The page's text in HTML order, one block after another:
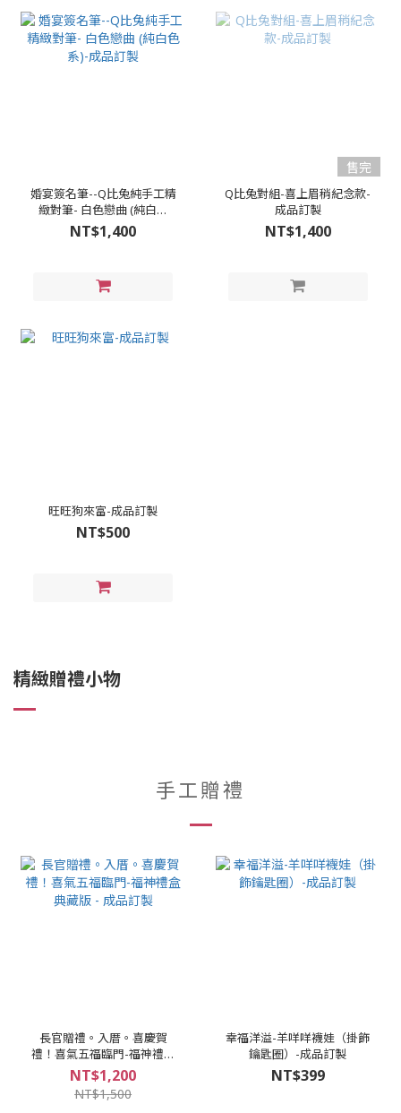
婚宴簽名筆--Q比兔純手工精
緻對筆- 白色戀曲 (純白色
系)-成品訂製
NT$1,400
售完
Q比兔對組-喜上眉稍紀念款-
成品訂製
NT$1,400
旺旺狗來富-成品訂製
NT$500
精緻贈禮小物
手工贈禮
長官贈禮。入厝。喜慶賀
禮！喜氣五福臨門-福神禮盒
典藏版 - 成品訂製
NT$1,200
NT$1,500
幸福洋溢-羊咩咩襪娃（掛飾
鑰匙圈）-成品訂製
NT$399